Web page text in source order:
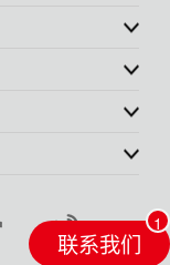
联系我们